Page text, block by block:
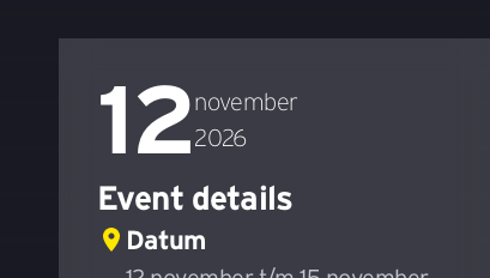
12november
2026
Event details
Datum